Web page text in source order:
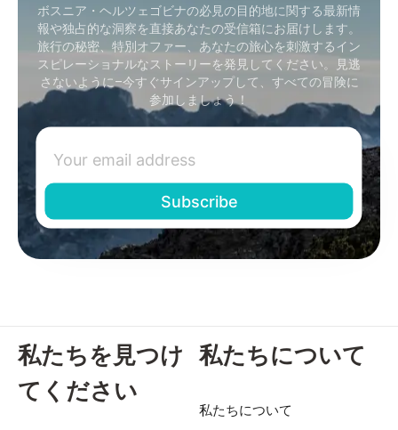
ボスニア・ヘルツェゴビナの必見の目的地に関する最新情
報や独占的な洞察を直接あなたの受信箱にお届けします。
旅行の秘密、特別オファー、あなたの旅心を刺激するイン
スピレーショナルなストーリーを発見してください。見逃
さないように–今すぐサインアップして、すべての冒険に
参加しましょう！
私たちを見つけ
てください
私たちについて
私たちについて